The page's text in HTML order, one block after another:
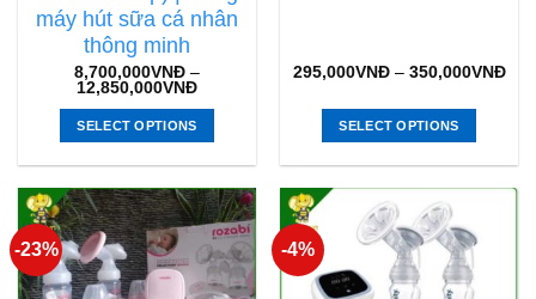
máy hút sữa cá nhân
thông minh
8,700,000VNĐ –
12,850,000VNĐ
SELECT OPTIONS
295,000VNĐ– 350,000VNĐ
SELECT OPTIONS
-23% -4%